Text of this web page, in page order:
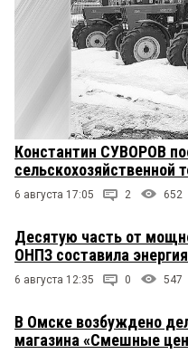
Константин СУВОРОВ
сельскохозяйственной
6 августа 17:05 2 652
Десятую часть от
ОНПЗ составила
6 августа 12:35 0 547
В Омске возбуждено
магазина «Смешные